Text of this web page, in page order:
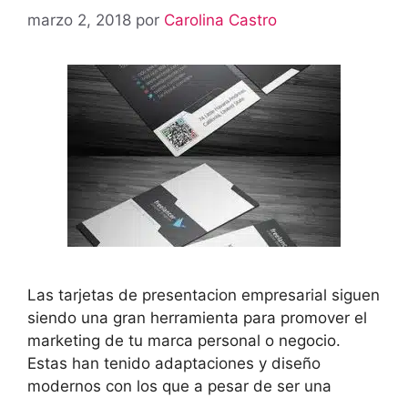
marzo 2, 2018 por Carolina Castro
Las tarjetas de presentacion empresarial siguen
siendo una gran herramienta para promover el
marketing de tu marca personal o negocio.
Estas han tenido adaptaciones y diseño
modernos con los que a pesar de ser una